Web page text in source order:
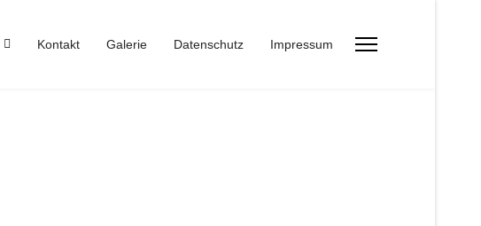
Kontakt Galerie Datenschutz Impressum